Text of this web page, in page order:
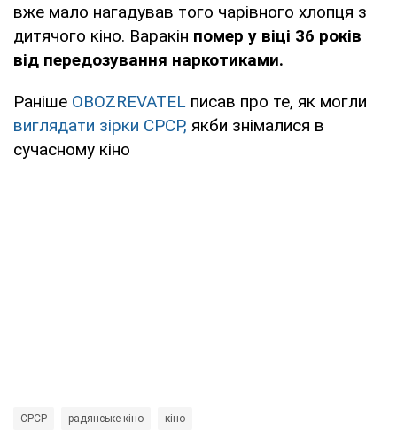
вже мало нагадував того чарівного хлопця з
дитячого кіно. Варакін помер у віці 36 років
від передозування наркотиками.
Раніше OBOZREVATEL писав про те, як могли
виглядати зірки СРСР, якби знімалися в
сучасному кіно
СРСР радянське кіно кіно